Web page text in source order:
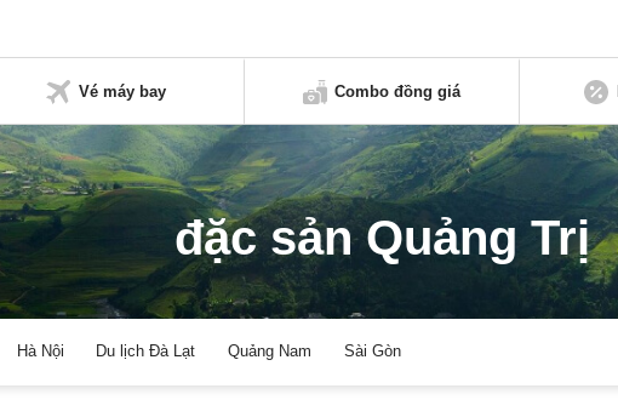
Vé máy bay Combo đồng giá
đặc sản Quảng Trị
Hà Nội Du lịch Đà Lạt Quảng Nam Sài Gòn